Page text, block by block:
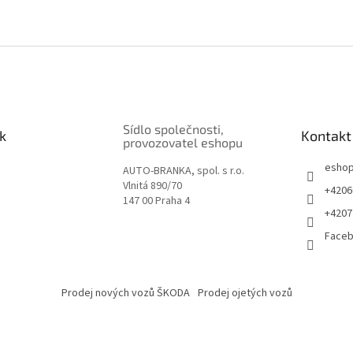
Sídlo společnosti,
provozovatel eshopu
AUTO-BRANKA, spol. s r.o.
Vlnitá 890/70
147 00 Praha 4
Kontakt
Prodej nových vozů ŠKODA Prodej ojetých vozů